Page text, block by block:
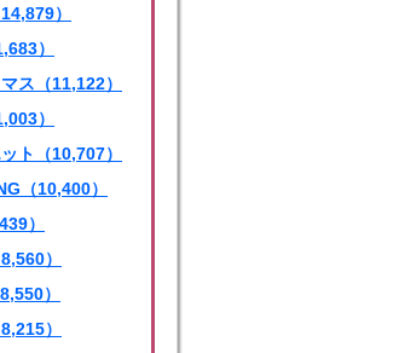
）
）
ス（11,122）
）
ト（10,707）
（10,400）
）
）
）
）